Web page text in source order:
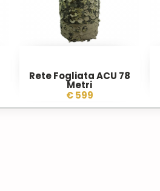
Rete Fogliata ACU 78
Metri
€ 599